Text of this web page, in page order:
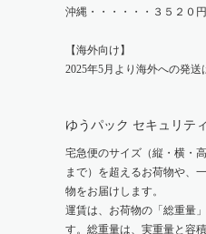
沖縄・・・・・・３５２０円
【海外向け】
2025年5月より海外への発送
ゆうパック セキュリテ
宅急便のサイズ（縦・横・
まで）を超えるお荷物や、
物をお届けします。
運賃は、お荷物の「総重量
す。総重量は、実重量と容